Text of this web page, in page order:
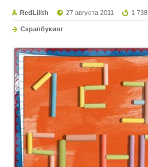
RedLilith 27 августа 2011 1 738
Скрапбукинг